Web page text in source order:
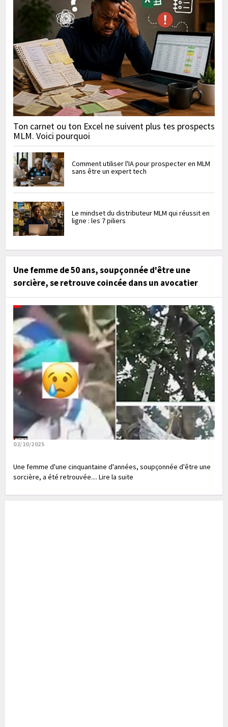
Ton carnet ou ton Excel ne suivent plus tes prospects
MLM. Voici pourquoi
Comment utiliser l'IA pour prospecter en MLM
sans être un expert tech
Le mindset du distributeur MLM qui réussit en
ligne : les 7 piliers
Une femme de 50 ans, soupçonnée d'être une
sorcière, se retrouve coincée dans un avocatier
02/10/2025
Une femme d'une cinquantaine d'années, soupçonnée d'être une
sorcière, a été retrouvée.... Lire la suite